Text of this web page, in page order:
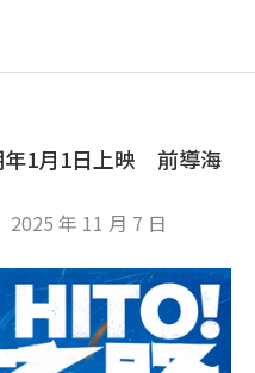
年1月1日上映 前導海
2025 年 11 月 7 日